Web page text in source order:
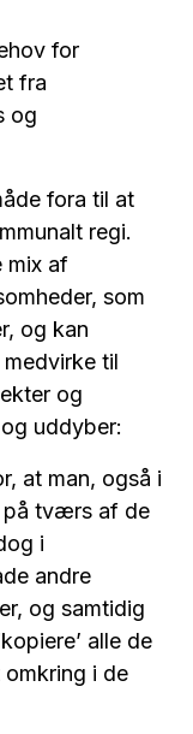
for
fra
og
fora til at
regi.
mix af
som
og kan
til
og
uddyber:
at man, også i
på tværs af de
i
andre
og samtidig
alle de
i de